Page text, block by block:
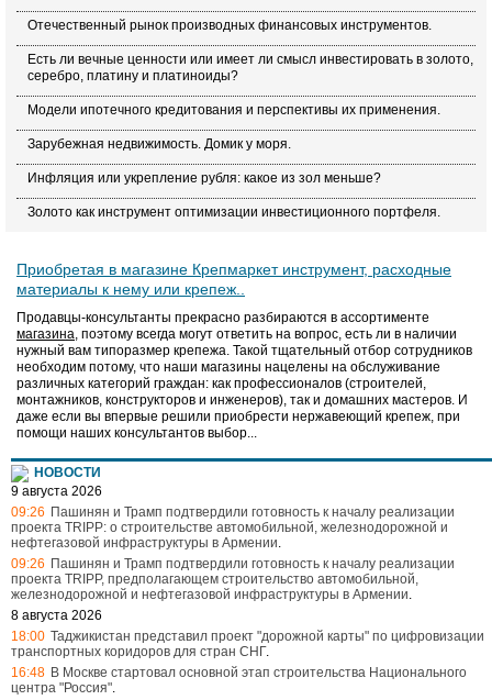
Отечественный рынок производных финансовых инструментов.
Есть ли вечные ценности или имеет ли смысл инвестировать в золото,
серебро, платину и платиноиды?
Модели ипотечного кредитования и перспективы их применения.
Зарубежная недвижимость. Домик у моря.
Инфляция или укрепление рубля: какое из зол меньше?
Золото как инструмент оптимизации инвестиционного портфеля.
Приобретая в магазине Крепмаркет инструмент, расходные
материалы к нему или крепеж..
Продавцы-консультанты прекрасно разбираются в ассортименте
магазина, поэтому всегда могут ответить на вопрос, есть ли в наличии
нужный вам типоразмер крепежа. Такой тщательный отбор сотрудников
необходим потому, что наши магазины нацелены на обслуживание
различных категорий граждан: как профессионалов (строителей,
монтажников, конструкторов и инженеров), так и домашних мастеров. И
даже если вы впервые решили приобрести нержавеющий крепеж, при
помощи наших консультантов выбор...
НОВОСТИ
9 августа 2026
09:26 Пашинян и Трамп подтвердили готовность к началу реализации
проекта TRIPP: о строительстве автомобильной, железнодорожной и
нефтегазовой инфраструктуры в Армении.
09:26 Пашинян и Трамп подтвердили готовность к началу реализации
проекта TRIPP, предполагающем строительство автомобильной,
железнодорожной и нефтегазовой инфраструктуры в Армении.
8 августа 2026
18:00 Таджикистан представил проект "дорожной карты" по цифровизации
транспортных коридоров для стран СНГ.
16:48 В Москве стартовал основной этап строительства Национального
центра "Россия".